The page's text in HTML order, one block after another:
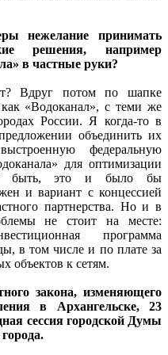
нежелание принимать
решения, например
в частные руки?
Вдруг потом по шапке
«Водоканал», с теми же
России. Я когда-то в
объединить их
федеральную
для оптимизации
быть, это и было бы
и вариант с концессией
партнерства. Но и в
не стоит на месте:
программа
в том числе и по плате за
объектов к сетям.
закона, изменяющего
в Архангельске, 23
сессия городской Думы